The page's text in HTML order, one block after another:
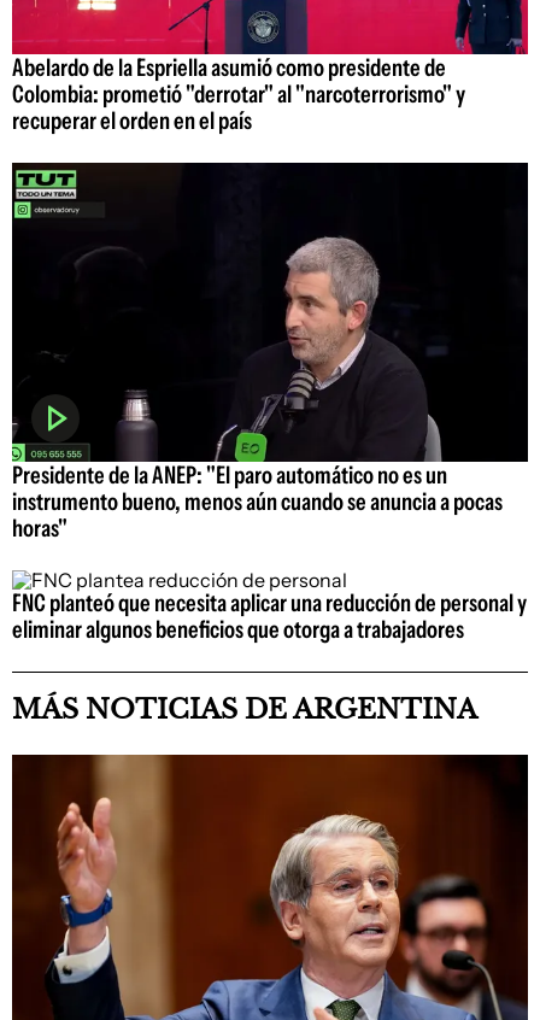
Abelardo de la Espriella asumió como presidente de
Colombia: prometió "derrotar" al "narcoterrorismo" y
recuperar el orden en el país
Presidente de la ANEP: "El paro automático no es un
instrumento bueno, menos aún cuando se anuncia a pocas
horas"
FNC planteó que necesita aplicar una reducción de personal y
eliminar algunos beneficios que otorga a trabajadores
MÁS NOTICIAS DE ARGENTINA